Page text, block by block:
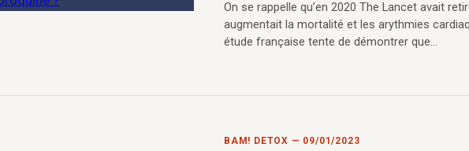
On se rappelle qu’en 2020 The Lancet avait
augmentait la mortalité et les arythmies
étude française tente de démontrer que…
BAM! DETOX — 09/01/2023